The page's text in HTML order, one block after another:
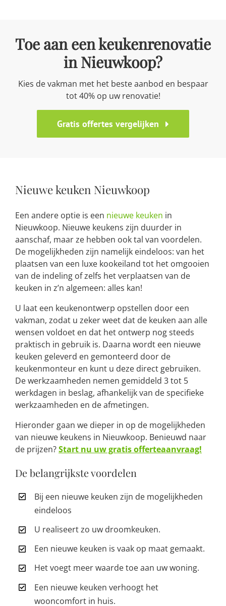
Toe aan een keukenrenovatie
in Nieuwkoop?
Kies de vakman met het beste aanbod en bespaar
tot 40% op uw renovatie!
Gratis offertes vergelijken
Nieuwe keuken Nieuwkoop
Een andere optie is een nieuwe keuken in
Nieuwkoop. Nieuwe keukens zijn duurder in
aanschaf, maar ze hebben ook tal van voordelen.
De mogelijkheden zijn namelijk eindeloos: van het
plaatsen van een luxe kookeiland tot het omgooien
van de indeling of zelfs het verplaatsen van de
keuken in z’n algemeen: alles kan!
U laat een keukenontwerp opstellen door een
vakman, zodat u zeker weet dat de keuken aan alle
wensen voldoet en dat het ontwerp nog steeds
praktisch in gebruik is. Daarna wordt een nieuwe
keuken geleverd en gemonteerd door de
keukenmonteur en kunt u deze direct gebruiken.
De werkzaamheden nemen gemiddeld 3 tot 5
werkdagen in beslag, afhankelijk van de specifieke
werkzaamheden en de afmetingen.
Hieronder gaan we dieper in op de mogelijkheden
van nieuwe keukens in Nieuwkoop. Benieuwd naar
de prijzen?Start nu uw gratis offerteaanvraag!
De belangrijkste voordelen
Bij een nieuwe keuken zijn de mogelijkheden
eindeloos
U realiseert zo uw droomkeuken.
Een nieuwe keuken is vaak op maat gemaakt.
Het voegt meer waarde toe aan uw woning.
Een nieuwe keuken verhoogt het
wooncomfort in huis.